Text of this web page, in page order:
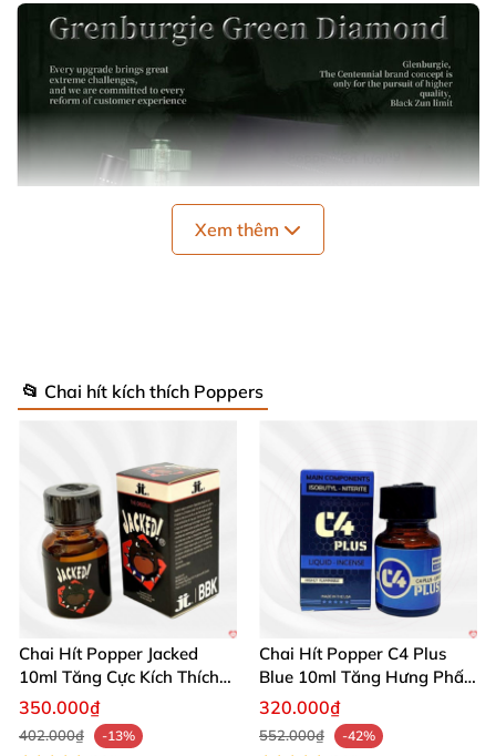
Popper Glenburgie Green Diamond 30ml Aged 95 mạnh tăng
khoái cảm gay
Thông số kỹ thuật nổi bật của Popper
Glenburgie Green Diamond 💎
Dung tích:30ml, đủ dùng cho nhiều lần trải
nghiệm.
Xem thêm
📂 Chai hít kích thích Poppers
Chai Hít Popper Jacked
10ml Tăng Cực Kích Thích
Mạnh Mẽ
350.000₫
402.000₫
-13%
Chai Hít Popper C4 Plus
Blue 10ml Tăng Hưng Phấn
Mạnh Mẽ
320.000₫
552.000₫
-42%